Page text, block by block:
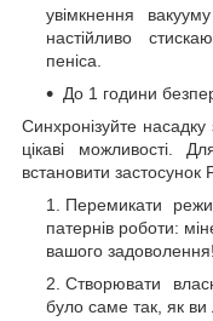
увімкнення
настійливо
пеніса.
До 1 години
Синхронізуйте
цікаві можливості.
встановити
Перемикати
патернів роботи:
вашого
Створювати
було саме так, як ви